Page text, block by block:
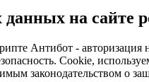
на сайте
Антибот - авторизация
Cookie,
законодательством о